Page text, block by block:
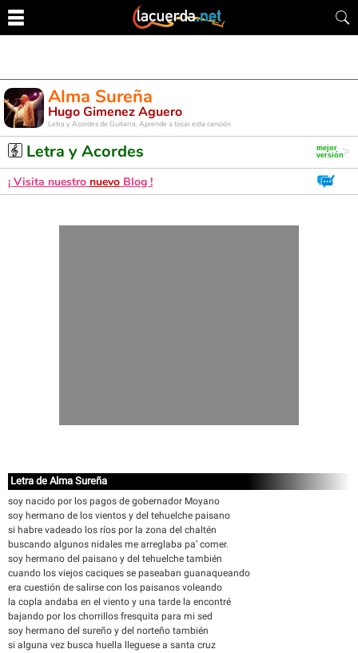
Alma Sureña
Hugo Gimenez Aguero
Letra y Acordes de Guitarra. Aprende a tocar esta canción
Letra y Acordes
¡ Visita nuestro nuevo Blog !
Letra de Alma Sureña
soy nacido por los pagos de gobernador Moyano
soy hermano de los vientos y del tehuelche paisano
si habre vadeado los ríos por la zona del chaltén
buscando algunos nidales me arreglaba pa’ comer.
soy hermano del paisano y del tehuelche también
cuando los viejos caciques se paseaban guanaqueando
era cuestión de salirse con los paisanos voleando
la copla andaba en el viento y una tarde la encontré
bajando por los chorrillos fresquita para mi sed
soy hermano del sureño y del norteño también
si alguna vez busca huella lleguese a santa cruz